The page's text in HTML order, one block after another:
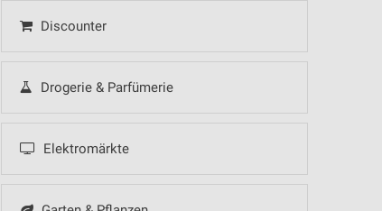
Discounter
Drogerie & Parfümerie
Elektromärkte